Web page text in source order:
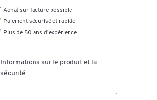
Achat sur facture possible
Paiement sécurisé et rapide
Plus de 50 ans d'expérience
Informations sur le produit et la
sécurité